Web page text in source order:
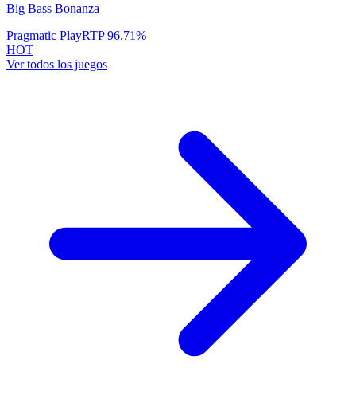
Big Bass Bonanza
Pragmatic PlayRTP96.71%
HOT
Ver todos los juegos